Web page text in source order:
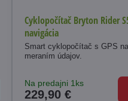
Cyklopočítač Bryton Rider
navigácia
Smart cyklopočítač s GPS
meraním údajov.
Na predajni 1ks
229,90 €